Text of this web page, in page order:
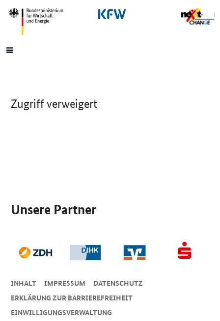
SrOnlyNavigation
Hauptmenü
Zugriff verweigert
Unsere Partner
INHALT IMPRESSUM
DA­TEN­SCHUTZ
ERKLÄRUNG ZUR BARRIEREFREIHEIT
EINWILLIGUNGSVERWALTUNG